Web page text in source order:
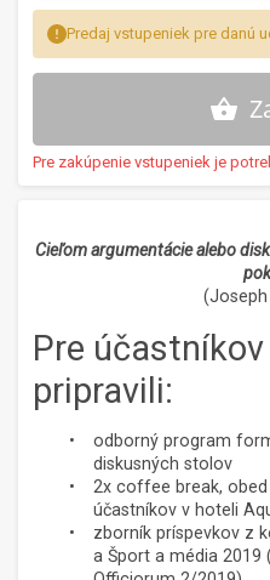
Predaj vstupeniek pre danú
Pre zakúpenie vstupeniek je
Cieľom argumentácie alebo
Pre
pripravili:
odborný program
diskusných stolov
2x coffee break,
účastníkov v hoteli
zborník príspevkov z
a Šport a média 2019